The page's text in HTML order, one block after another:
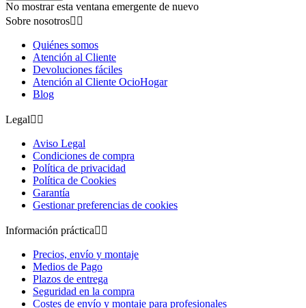
No mostrar esta ventana emergente de nuevo
Sobre nosotros 
Quiénes somos
Atención al Cliente
Devoluciones fáciles
Atención al Cliente OcioHogar
Blog
Legal 
Aviso Legal
Condiciones de compra
Política de privacidad
Política de Cookies
Garantía
Gestionar preferencias de cookies
Información práctica 
Precios, envío y montaje
Medios de Pago
Plazos de entrega
Seguridad en la compra
Costes de envío y montaje para profesionales